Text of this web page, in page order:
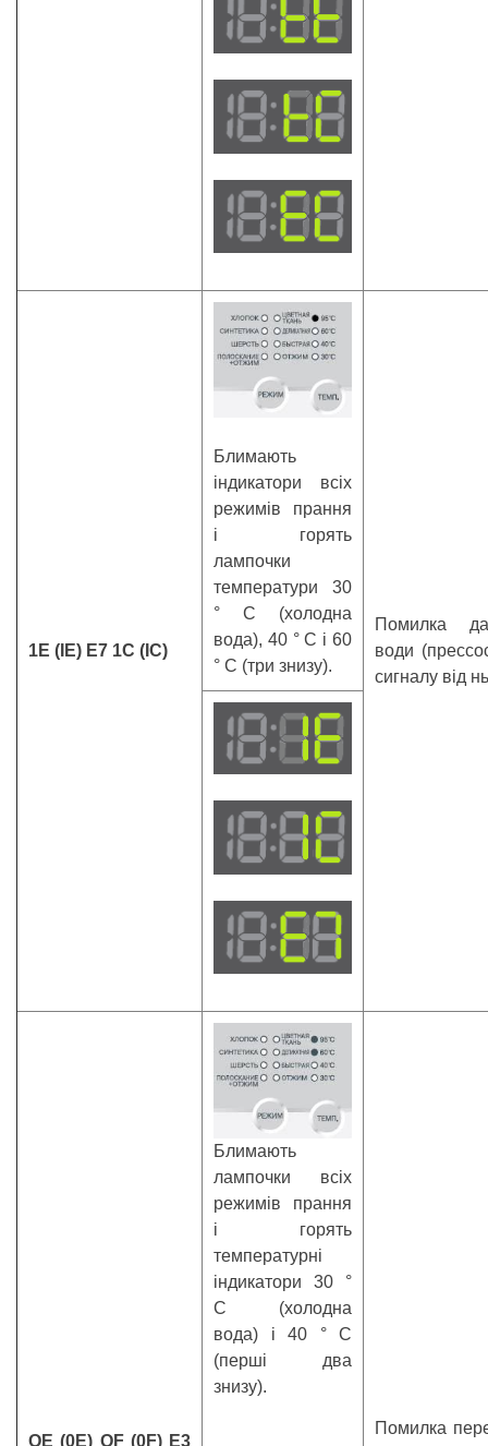
1Е (IE) Е7 1С (IC)
Блимають
індикатори всіх
режимів прання
і горять
лампочки
температури 30
° С (холодна
вода), 40 ° С і 60
° С (три знизу).
Помилка
води
сигналу від
ОЕ (0E) OF (0F) Е3
Блимають
лампочки всіх
режимів прання
і горять
температурні
індикатори 30 °
С (холодна
вода) і 40 ° С
(перші два
знизу).
Помилка